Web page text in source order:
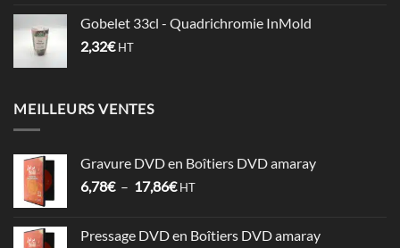
Gobelet 33cl - Quadrichromie InMold
2,32€ HT
MEILLEURS VENTES
Gravure DVD en Boîtiers DVD amaray
6,78€ – 17,86€Plage
6,78€
HT
Pressage DVD en Boîtiers DVD amaray